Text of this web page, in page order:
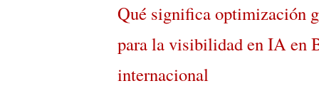
Qué significa optimización
para la visibilidad en IA en
internacional